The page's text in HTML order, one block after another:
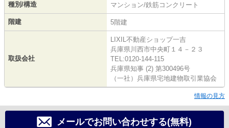
種別/構造 マンション/鉄筋コンクリート
階建 5階建
取扱会社
LIXIL不動産ショップ一吉
兵庫県川西市中央町１４－２３
TEL:0120-144-115
兵庫県知事 (2) 第300496号
（一社）兵庫県宅地建物取引業協会
情報の見方
メールでお問い合わせする(無料)